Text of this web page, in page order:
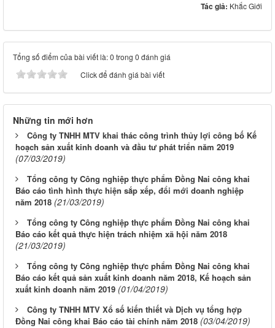
Tác giả: Khắc Giới
Tổng số điểm của bài viết là: 0 trong 0 đánh giá
Click để đánh giá bài viết
Những tin mới hơn
Công ty TNHH MTV khai thác công trình thủy lợi công bố Kế
hoạch sản xuất kinh doanh và đầu tư phát triển năm 2019
(07/03/2019)
Tổng công ty Công nghiệp thực phẩm Đồng Nai công khai
Báo cáo tình hình thực hiện sắp xếp, đổi mới doanh nghiệp
năm 2018 (21/03/2019)
Tổng công ty Công nghiệp thực phẩm Đồng Nai công khai
Báo cáo kết quả thực hiện trách nhiệm xã hội năm 2018
(21/03/2019)
Tổng công ty Công nghiệp thực phẩm Đồng Nai công khai
Báo cáo kết quả sản xuất kinh doanh năm 2018, Kế hoạch sản
xuất kinh doanh năm 2019 (01/04/2019)
Công ty TNHH MTV Xổ số kiến thiết và Dịch vụ tổng hợp
Đồng Nai công khai Báo cáo tài chính năm 2018 (03/04/2019)